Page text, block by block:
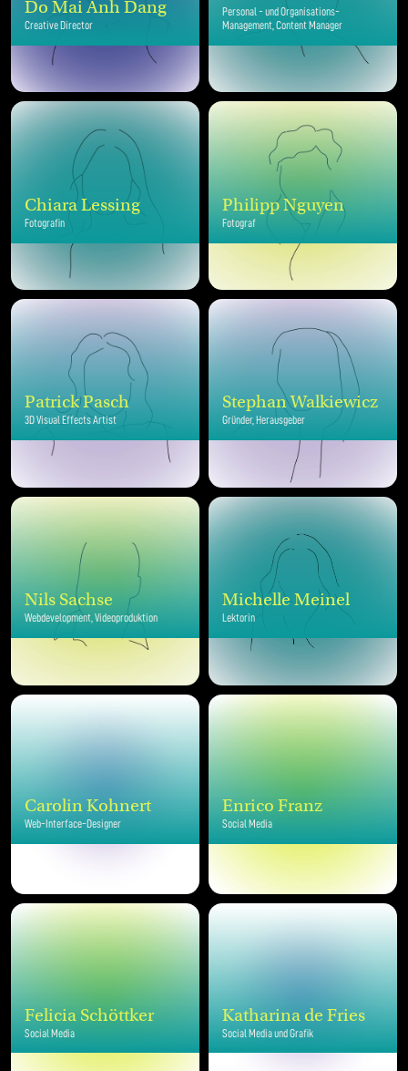
Do Mai Anh Dang
Creative Director
Personal - und Organisations-
Management, Content Manager
Chiara Lessing
Fotografin
Philipp Nguyen
Fotograf
Patrick Pasch
3D Visual Effects Artist
Stephan Walkiewicz
Gründer, Herausgeber
Nils Sachse
Webdevelopment, Videoproduktion
Michelle Meinel
Lektorin
Carolin Kohnert
Web-Interface-Designer
Enrico Franz
Social Media
Felicia Schöttker
Social Media
Katharina de Fries
Social Media und Grafik